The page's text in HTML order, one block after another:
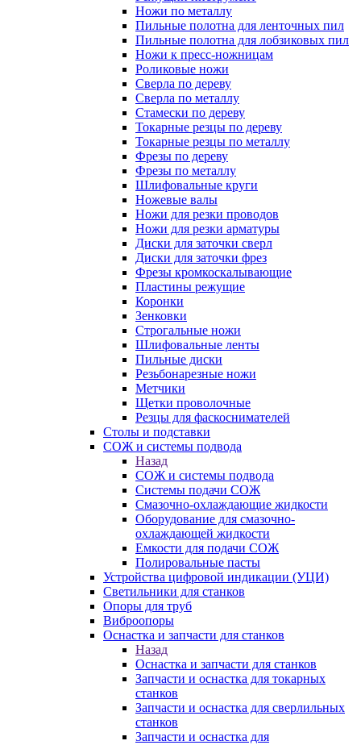
Ножи по металлу
Пильные полотна для ленточных пил
Пильные полотна для лобзиковых пил
Ножи к пресс-ножницам
Роликовые ножи
Сверла по дереву
Сверла по металлу
Стамески по дереву
Токарные резцы по дереву
Токарные резцы по металлу
Фрезы по дереву
Фрезы по металлу
Шлифовальные круги
Ножевые валы
Ножи для резки проводов
Ножи для резки арматуры
Диски для заточки сверл
Диски для заточки фрез
Фрезы кромкоскалывающие
Пластины режущие
Коронки
Зенковки
Строгальные ножи
Шлифовальные ленты
Пильные диски
Резьбонарезные ножи
Метчики
Щетки проволочные
Резцы для фаскоснимателей
Столы и подставки
СОЖ и системы подвода
Назад
СОЖ и системы подвода
Системы подачи СОЖ
Смазочно-охлаждающие жидкости
Оборудование для смазочно-
охлаждающей жидкости
Емкости для подачи СОЖ
Полировальные пасты
Устройства цифровой индикации (УЦИ)
Светильники для станков
Опоры для труб
Виброопоры
Оснастка и запчасти для станков
Назад
Оснастка и запчасти для станков
Запчасти и оснастка для токарных
станков
Запчасти и оснастка для сверлильных
станков
Запчасти и оснастка для